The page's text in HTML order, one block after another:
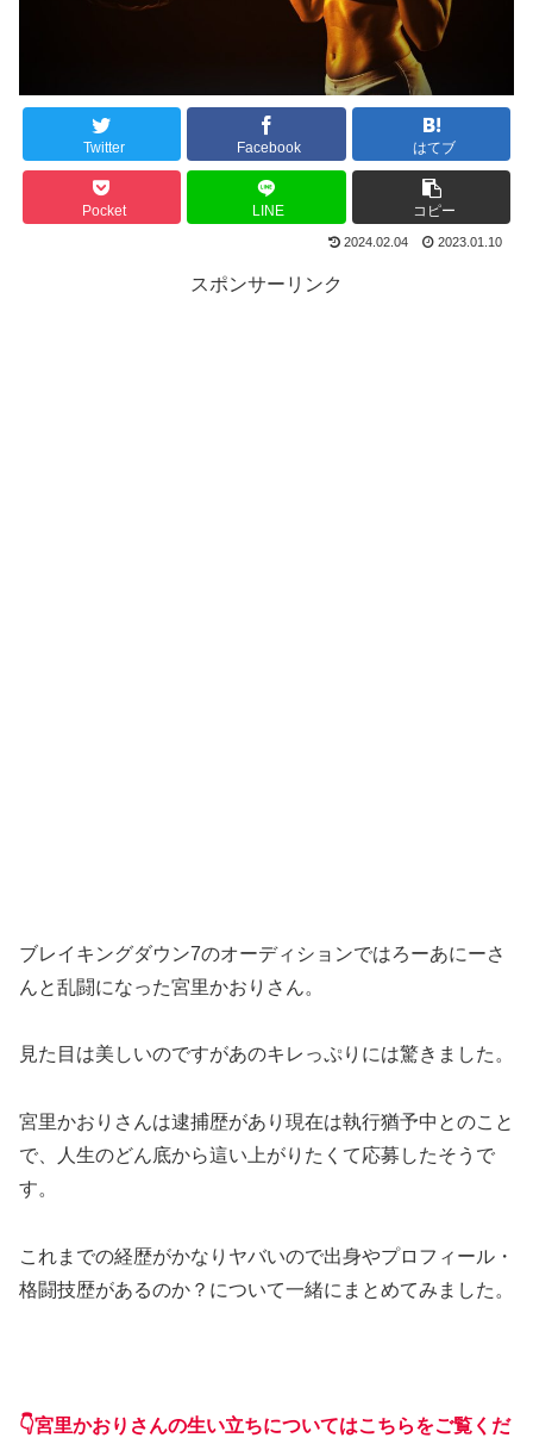
Twitter Facebook はてブ
Pocket LINE コピー
2024.02.04 2023.01.10
スポンサーリンク
ブレイキングダウン7のオーディションではろーあにーさ
んと乱闘になった宮里かおりさん。
見た目は美しいのですがあのキレっぷりには驚きました。
宮里かおりさんは逮捕歴があり現在は執行猶予中とのこと
で、人生のどん底から這い上がりたくて応募したそうで
す。
これまでの経歴がかなりヤバいので出身やプロフィール・
格闘技歴があるのか？について一緒にまとめてみました。
👇宮里かおりさんの生い立ちについてはこちらをご覧くだ